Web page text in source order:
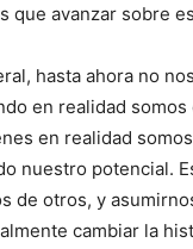
que avanzar sobre
hasta ahora no
en realidad
en realidad
nuestro potencial.
de otros, y
cambiar la